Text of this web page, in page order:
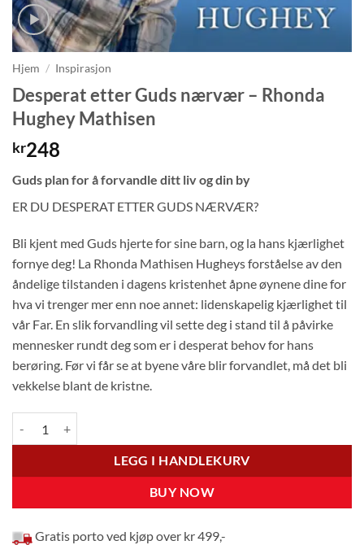
Hjem / Inspirasjon
Desperat etter Guds nærvær – Rhonda
Hughey Mathisen
kr248
Guds plan for å forvandle ditt liv og din by
ER DU DESPERAT ETTER GUDS NÆRVÆR?
Bli kjent med Guds hjerte for sine barn, og la hans kjærlighet
fornye deg! La Rhonda Mathisen Hugheys forståelse av den
åndelige tilstanden i dagens kristenhet åpne øynene dine for
hva vi trenger mer enn noe annet: lidenskapelig kjærlighet til
vår Far. En slik forvandling vil sette deg i stand til å påvirke
mennesker rundt deg som er i desperat behov for hans
berøring. Før vi får se at byene våre blir forvandlet, må det bli
vekkelse blant de kristne.
LEGG I HANDLEKURV
BUY NOW
Gratis porto ved kjøp over kr 499,-